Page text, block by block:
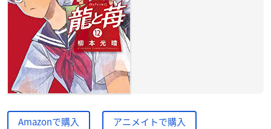
Amazonで購入 アニメイトで購入